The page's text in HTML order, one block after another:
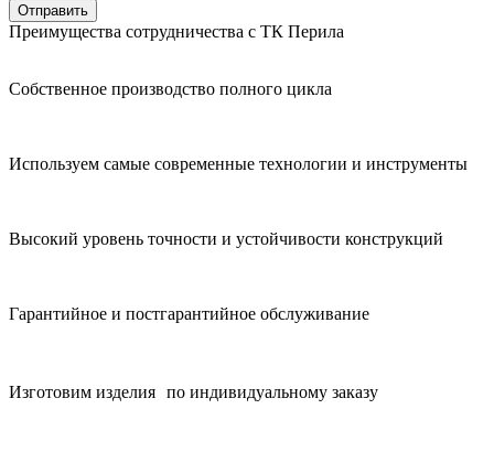
Преимущества сотрудничества с ТК Перила
Собственное производство полного цикла
Используем самые современные технологии и инструменты
Высокий уровень точности и устойчивости конструкций
Гарантийное и постгарантийное обслуживание
Изготовим изделия по индивидуальному заказу